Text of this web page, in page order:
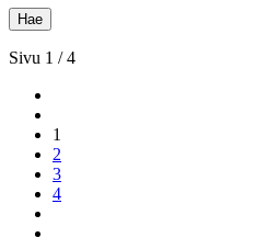
Sivu 1 / 4
1
2
3
4